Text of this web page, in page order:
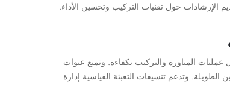
الإرشادات حول تقنيات التركيب وتحسين الأداء.
المناورة والتركيب بكفاءة. وتمنع عبوات
وتدعم تنسيقات التعبئة القياسية إدارة